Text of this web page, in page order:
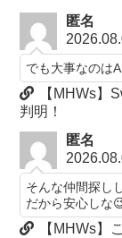
匿名
でも大事なのは
【MHWs】
判明！
匿名
そんな仲間探し
だから安心しな
【MHWs】